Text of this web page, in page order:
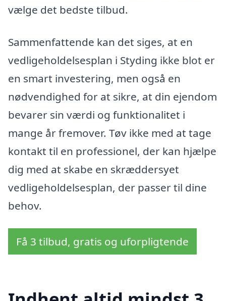
vælge det bedste tilbud.
Sammenfattende kan det siges, at en
vedligeholdelsesplan i Styding ikke blot er
en smart investering, men også en
nødvendighed for at sikre, at din ejendom
bevarer sin værdi og funktionalitet i
mange år fremover. Tøv ikke med at tage
kontakt til en professionel, der kan hjælpe
dig med at skabe en skræddersyet
vedligeholdelsesplan, der passer til dine
behov.
Få 3 tilbud, gratis og uforpligtende